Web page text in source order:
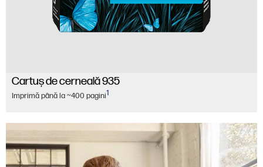
Cartuş de cerneală 935
Imprimă până la ~400 pagini1